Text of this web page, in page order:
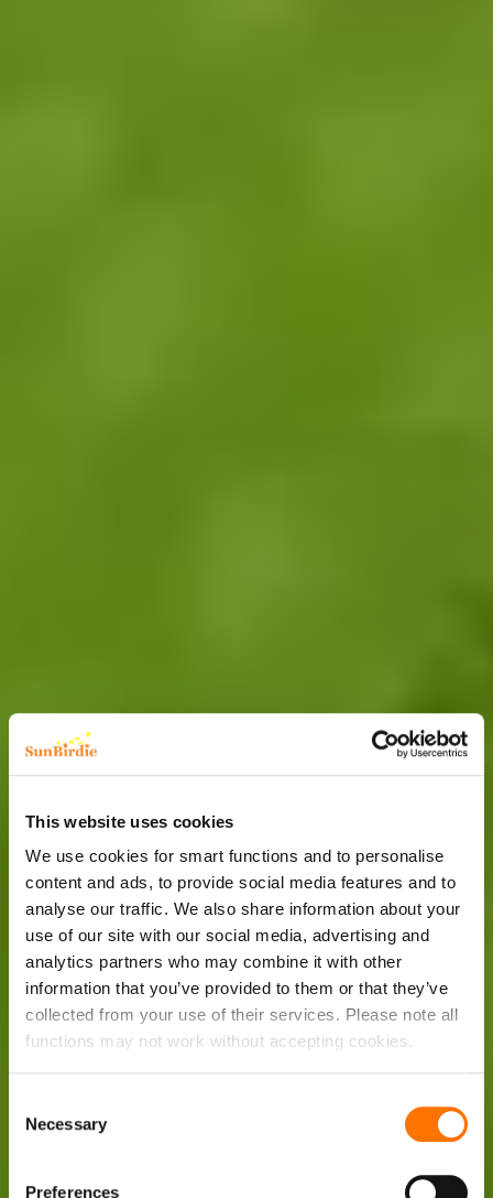
This website uses cookies
We use cookies for smart functions and to personalise
content and ads, to provide social media features and to
analyse our traffic. We also share information about your
use of our site with our social media, advertising and
analytics partners who may combine it with other
information that you’ve provided to them or that they’ve
collected from your use of their services. Please note all
functions may not work without accepting cookies.
Selection
Necessary
Preferences